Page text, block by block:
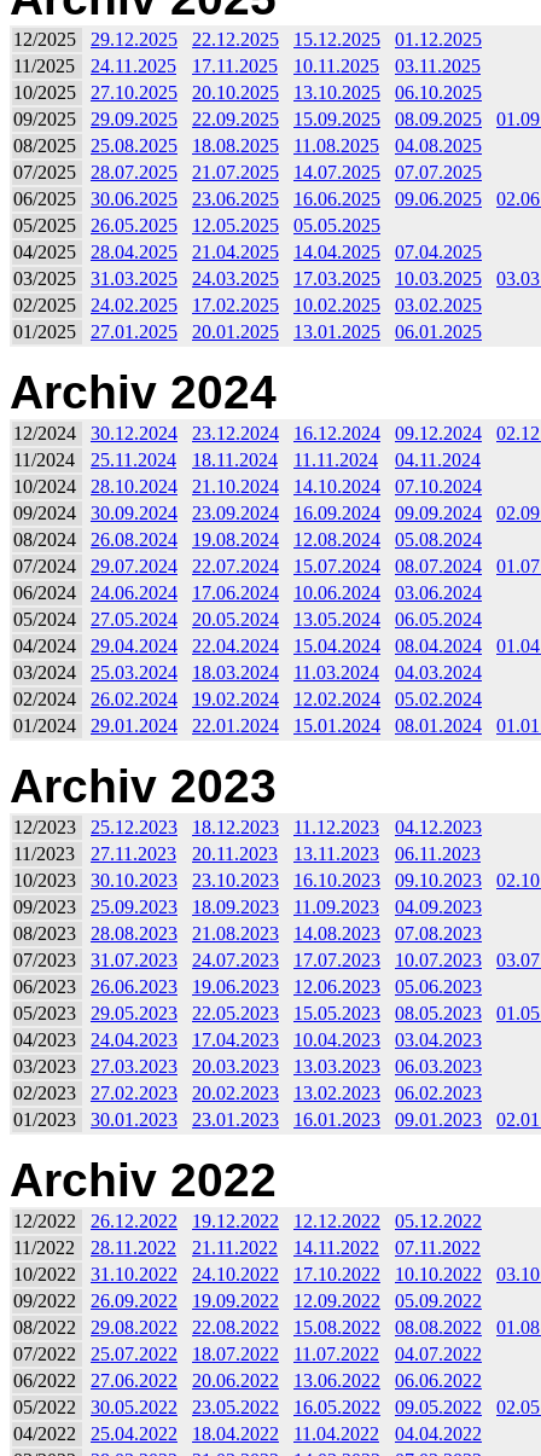
12/2025 29.12.2025 22.12.2025 15.12.2025
01.12.2025
11/2025
24.11.2025 17.11.2025 10.11.2025
03.11.2025
10/2025
27.10.2025 20.10.2025 13.10.2025
06.10.2025
09/2025
29.09.2025 22.09.2025 15.09.2025 08.09.2025
08/2025
25.08.2025 18.08.2025 11.08.2025
04.08.2025
07/2025
28.07.2025 21.07.2025 14.07.2025
07.07.2025
06/2025
30.06.2025 23.06.2025 16.06.2025 09.06.2025
05/2025
26.05.2025 12.05.2025
05.05.2025
04/2025
28.04.2025 21.04.2025 14.04.2025
07.04.2025
03/2025
31.03.2025 24.03.2025 17.03.2025 10.03.2025
02/2025
24.02.2025 17.02.2025 10.02.2025
03.02.2025
01/2025
27.01.2025 20.01.2025 13.01.2025 06.01.2025
Archiv 2024
12/2024 30.12.2024 23.12.2024 16.12.2024 09.12.2024
11/2024
25.11.2024 18.11.2024 11.11.2024
04.11.2024
10/2024
28.10.2024 21.10.2024 14.10.2024
07.10.2024
09/2024
30.09.2024 23.09.2024 16.09.2024 09.09.2024
08/2024
26.08.2024 19.08.2024 12.08.2024
05.08.2024
07/2024
29.07.2024 22.07.2024 15.07.2024 08.07.2024
06/2024
24.06.2024 17.06.2024 10.06.2024
03.06.2024
05/2024
27.05.2024 20.05.2024 13.05.2024
06.05.2024
04/2024
29.04.2024 22.04.2024 15.04.2024 08.04.2024
03/2024
25.03.2024 18.03.2024 11.03.2024
04.03.2024
02/2024
26.02.2024 19.02.2024 12.02.2024
05.02.2024
01/2024
29.01.2024 22.01.2024 15.01.2024 08.01.2024
Archiv 2023
12/2023 25.12.2023 18.12.2023 11.12.2023
04.12.2023
11/2023
27.11.2023 20.11.2023 13.11.2023
06.11.2023
10/2023
30.10.2023 23.10.2023 16.10.2023 09.10.2023
09/2023
25.09.2023 18.09.2023 11.09.2023
04.09.2023
08/2023
28.08.2023 21.08.2023 14.08.2023
07.08.2023
07/2023
31.07.2023 24.07.2023 17.07.2023 10.07.2023
06/2023
26.06.2023 19.06.2023 12.06.2023
05.06.2023
05/2023
29.05.2023 22.05.2023 15.05.2023 08.05.2023
04/2023
24.04.2023 17.04.2023 10.04.2023
03.04.2023
03/2023
27.03.2023 20.03.2023 13.03.2023
06.03.2023
02/2023
27.02.2023 20.02.2023 13.02.2023
06.02.2023
01/2023
30.01.2023 23.01.2023 16.01.2023 09.01.2023
Archiv 2022
12/2022 26.12.2022 19.12.2022 12.12.2022
05.12.2022
11/2022
28.11.2022 21.11.2022 14.11.2022
07.11.2022
10/2022
31.10.2022 24.10.2022 17.10.2022 10.10.2022
09/2022
26.09.2022 19.09.2022 12.09.2022
05.09.2022
08/2022
29.08.2022 22.08.2022 15.08.2022 08.08.2022
07/2022
25.07.2022 18.07.2022 11.07.2022
04.07.2022
06/2022
27.06.2022 20.06.2022 13.06.2022
06.06.2022
05/2022
30.05.2022 23.05.2022 16.05.2022 09.05.2022
04/2022
25.04.2022 18.04.2022 11.04.2022
04.04.2022